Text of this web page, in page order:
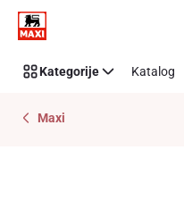
Preskoči link
Kategorije Katalog
Maxi